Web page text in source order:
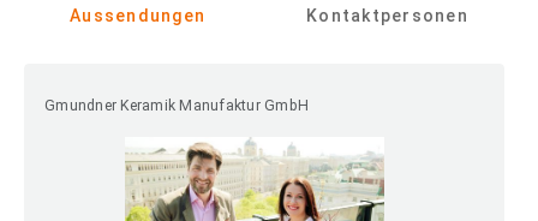
Aussendungen Kontaktpersonen
Gmundner Keramik Manufaktur GmbH